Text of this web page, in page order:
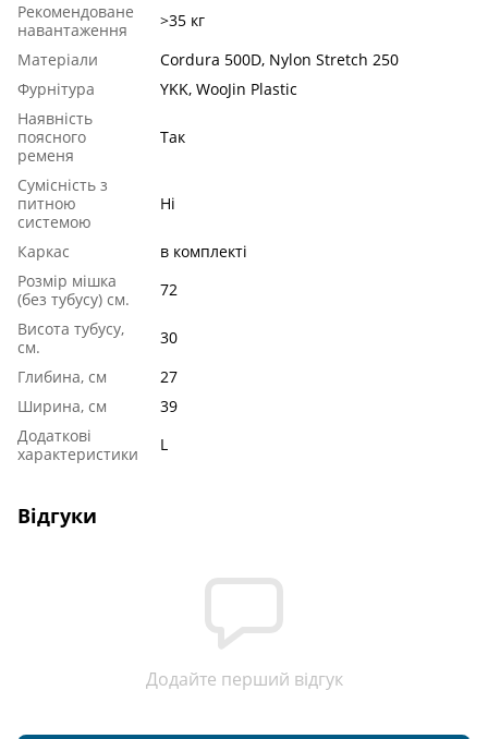
Рекомендоване
навантаження
>35 кг
Матеріали
Cordura 500D, Nylon Stretch 250
Фурнітура
YKK, WooJin Plastic
Наявність
поясного
ременя
Так
Сумісність з
питною
системою
Ні
Каркас
в комплекті
Розмір мішка
(без тубусу) см.
72
Висота тубусу,
см.
30
Глибина, см
27
Ширина, см
39
Додаткові
характеристики
L
Відгуки
Додайте перший відгук